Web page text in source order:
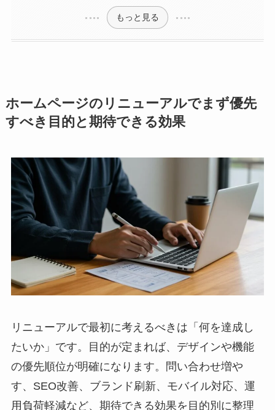
もっと見る
ホームページのリニューアルでまず優先
すべき目的と期待できる効果
リニューアルで最初に考えるべきは「何を達成し
たいか」です。目的が定まれば、デザインや機能
の優先順位が明確になります。問い合わせ増や
す、SEO改善、ブランド刷新、モバイル対応、運
用負荷軽減など、期待できる効果を目的別に整理